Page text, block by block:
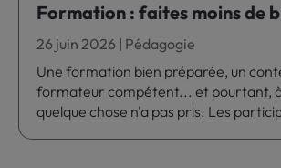
Formation : faites moins de
26 juin 2026 | Pédagogie
Une formation bien préparée, un
formateur compétent... et pourtant,
quelque chose n'a pas pris. Les